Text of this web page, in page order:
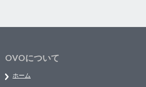
OVOについて
ホーム